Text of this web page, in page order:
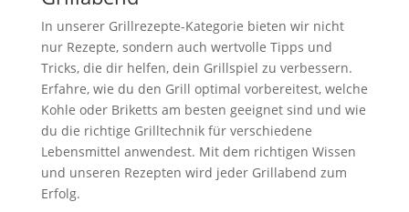
In unserer Grillrezepte-Kategorie bieten wir nicht
nur Rezepte, sondern auch wertvolle Tipps und
Tricks, die dir helfen, dein Grillspiel zu verbessern.
Erfahre, wie du den Grill optimal vorbereitest, welche
Kohle oder Briketts am besten geeignet sind und wie
du die richtige Grilltechnik für verschiedene
Lebensmittel anwendest. Mit dem richtigen Wissen
und unseren Rezepten wird jeder Grillabend zum
Erfolg.